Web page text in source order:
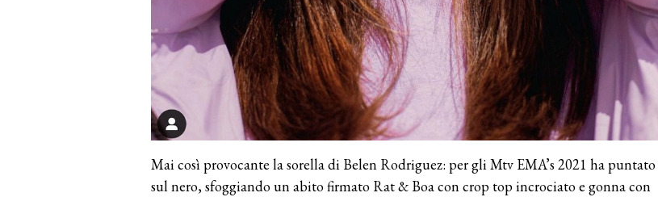
Mai così provocante la sorella di Belen Rodriguez: per gli Mtv EMA’s 2021 ha puntato
sul nero, sfoggiando un abito firmato Rat & Boa con crop top incrociato e gonna con